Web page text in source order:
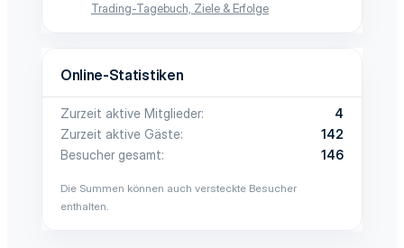
Trading-Tagebuch, Ziele & Erfolge
Online-Statistiken
Zurzeit aktive Mitglieder
4
Zurzeit aktive Gäste
142
Besucher gesamt
146
Die Summen können auch versteckte Besucher
enthalten.